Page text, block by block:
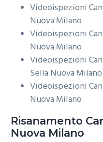
Videoispezioni
Nuova Milano
Videoispezioni
Nuova Milano
Videoispezioni
Sella Nuova Milano
Videoispezioni
Nuova Milano
Risanamento
Nuova Milano